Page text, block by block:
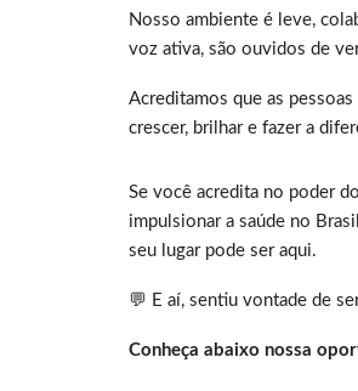
Nosso ambiente é leve,
voz ativa, são ouvidos de
Acreditamos que as
crescer, brilhar e fazer a
Se você acredita no poder
impulsionar a saúde no
seu lugar pode ser aqui.
💬 E aí, sentiu vontade de
Conheça abaixo nossa